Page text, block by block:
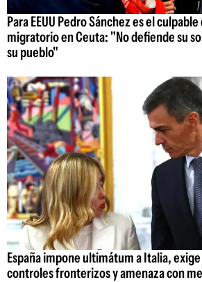
Para EEUU Pedro Sánchez es el
migratorio en Ceuta: "No defiende su
su pueblo"
España impone ultimátum a Italia,
controles fronterizos y amenaza con